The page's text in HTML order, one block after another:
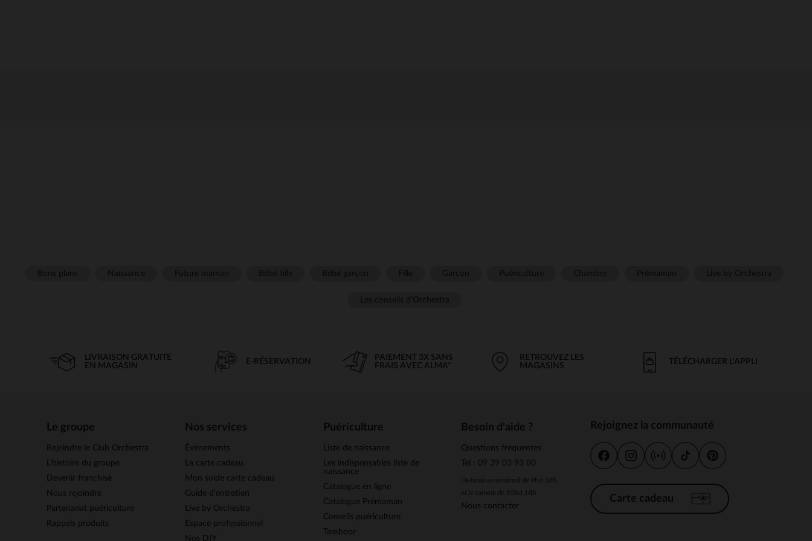
LIVRAISON GRATUITE
EN MAGASIN
E-RÉSERVATION
PAIEMENT 3X SANS
FRAIS AVEC ALMA*
RETROUVEZ LES
MAGASINS
TÉLÉCHARGER L'APPLI
Le groupe
Rejoindre le Club Orchestra
L’histoire du groupe
Devenir franchisé
Nous rejoindre
Partenariat puériculture
Rappels produits
Nos services
Évènements
La carte cadeau
Mon solde carte cadeau
Guide d'entretien
Live by Orchestra
Espace professionnel
Nos DIY
Puériculture
Liste de naissance
Les indispensables liste de
naissance
Catalogue en ligne
Catalogue Prémaman
Conseils puériculture
Tamboor
Besoin d'aide ?
Questions fréquentes
Tel : 09 39 03 93 80
Du lundi au vendredi de 9h à 18h
et le samedi de 10h à 18h
Nous contacter
Rejoignez la communauté
Carte cadeau